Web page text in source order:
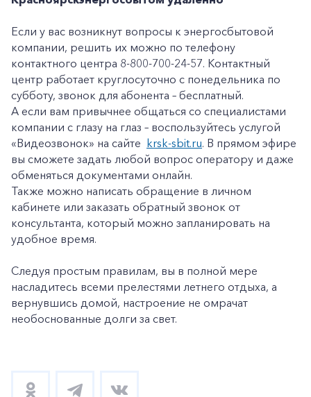
+7-800-700-24-57
Заказать обратный звонок
Частным клиентам
Если у вас возникнут вопросы к энергосбытовой
компании, решить их можно по телефону
контактного центра 8-800-700-24-57. Контактный
центр работает круглосуточно с понедельника по
субботу, звонок для абонента – бесплатный.
А если вам привычнее общаться со специалистами
компании с глазу на глаз – воспользуйтесь услугой
«Видеозвонок» на сайте krsk-sbit.ru. В прямом эфире
вы сможете задать любой вопрос оператору и даже
обменяться документами онлайн.
Также можно написать обращение в личном
кабинете или заказать обратный звонок от
консультанта, который можно запланировать на
удобное время.
Следуя простым правилам, вы в полной мере
насладитесь всеми прелестями летнего отдыха, а
вернувшись домой, настроение не омрачат
необоснованные долги за свет.